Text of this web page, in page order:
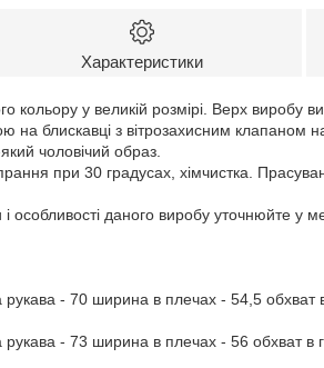
Характеристики
кольору у великій розмірі. Верх виробу
на блискавці з вітрозахисним клапаном
чоловічий образ.
при 30 градусах, хімчистка.
і особливості даного виробу уточнюйте
- 70 ширина в плечах - 54,5 обхват
- 73 ширина в плечах - 56 обхват в